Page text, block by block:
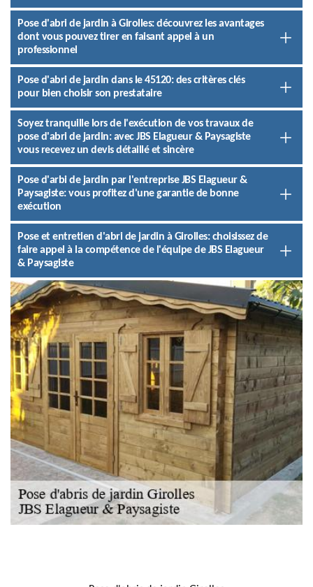
Pose d'abri de jardin à Girolles: découvrez les avantages
dont vous pouvez tirer en faisant appel à un
professionnel
Pose d'abri de jardin dans le 45120: des critères clés
pour bien choisir son prestataire
Soyez tranquille lors de l'exécution de vos travaux de
pose d'abri de jardin: avec JBS Elagueur & Paysagiste
vous recevez un devis détaillé et sincère
Pose d'arbi de jardin par l'entreprise JBS Elagueur &
Paysagiste: vous profitez d'une garantie de bonne
exécution
Pose et entretien d'abri de jardin à Girolles: choisissez de
faire appel à la compétence de l'équipe de JBS Elagueur
& Paysagiste